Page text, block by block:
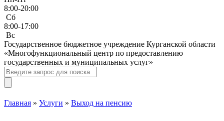
8:00-20:00
Сб
8:00-17:00
Bc
Государственное бюджетное учреждение Курганской области
«Многофункциональный центр по предоставлению
государственных и муниципальных услуг»
Главная » Услуги » Выход на пенсию